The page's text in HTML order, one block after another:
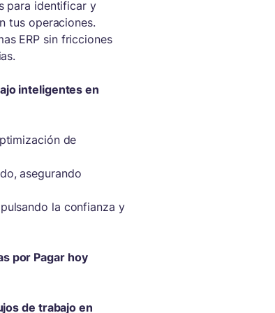
para identificar y
tus operaciones.
ERP sin fricciones
inteligentes en
de
asegurando
la confianza y
por Pagar hoy
de trabajo en